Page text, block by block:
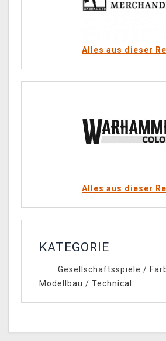
Alles aus dieser
Alles aus dieser
KATEGORIE
Gesellschaftsspiele /
Modellbau / Technical